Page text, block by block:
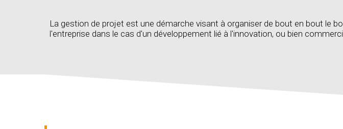
La gestion de projet est une démarche visant à organiser de bout en bout le
l'entreprise dans le cas d'un développement lié à l'innovation, ou bien